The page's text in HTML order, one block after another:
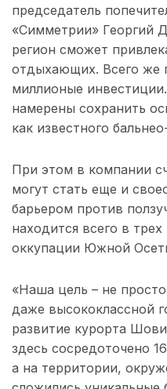
председатель
«Симметрии» Георгий
регион сможет
отдыхающих. Всего же
миллионые
намерены сохранить
как известного
При этом в компании
могут стать еще и
барьером против
находится всего в
оккупации Южной
«Наша цель – не
даже высококлассной
развитие курорта
здесь сосредоточено
а на территории,